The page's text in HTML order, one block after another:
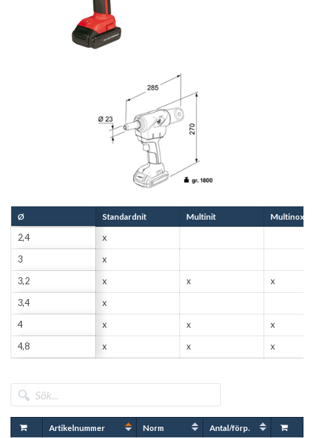
Ø Standardnit Multinit Multinox
2,4 x
3 x
3,2 x x x
3,4 x
4 x x x
4,8 x x x
Artikelnummer Norm Antal/förp.